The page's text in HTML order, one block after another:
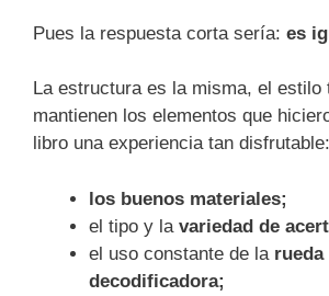
Pues la respuesta corta sería: es
La estructura es la misma, el estilo
mantienen los elementos que
libro una experiencia tan disfrutable:
los buenos materiales;
el tipo y la variedad de
el uso constante de la rueda
decodificadora;